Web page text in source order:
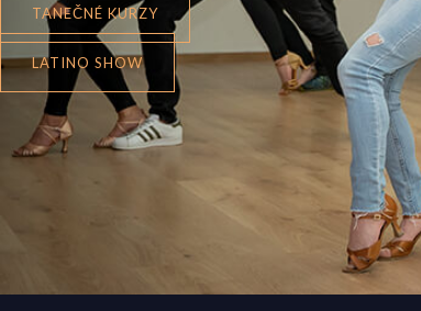
TANEČNÉ KURZY
LATINO SHOW